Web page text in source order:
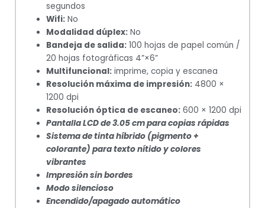
segundos
Wifi: No
Modalidad dúplex: No
Bandeja de salida: 100 hojas de papel común /
20 hojas fotográficas 4”×6”
Multifuncional: imprime, copia y escanea
Resolución máxima de impresión: 4800 ×
1200 dpi
Resolución óptica de escaneo: 600 × 1200 dpi
Pantalla LCD de 3.05 cm para copias rápidas
Sistema de tinta híbrido (pigmento +
colorante) para texto nítido y colores
vibrantes
Impresión sin bordes
Modo silencioso
Encendido/apagado automático